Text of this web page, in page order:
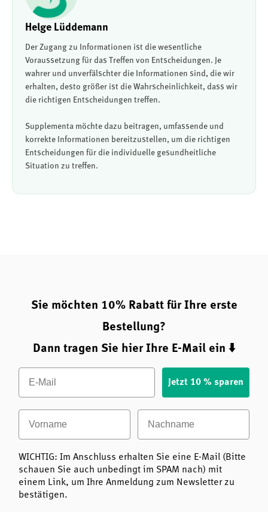
Helge Lüddemann
Der Zugang zu Informationen ist die wesentliche
Voraussetzung für das Treffen von Entscheidungen. Je
wahrer und unverfälschter die Informationen sind, die wir
erhalten, desto größer ist die Wahrscheinlichkeit, dass wir
die richtigen Entscheidungen treffen.
Supplementa möchte dazu beitragen, umfassende und
korrekte Informationen bereitzustellen, um die richtigen
Entscheidungen für die individuelle gesundheitliche
Situation zu treffen.
Sie möchten 10% Rabatt für Ihre erste
Bestellung?
Dann tragen Sie hier Ihre E-Mail ein ⬇️
Email
Jetzt 10 % sparen
Vorname Nachname
WICHTIG: Im Anschluss erhalten Sie eine E-Mail (Bitte
schauen Sie auch unbedingt im SPAM nach) mit
einem Link, um Ihre Anmeldung zum Newsletter zu
bestätigen.